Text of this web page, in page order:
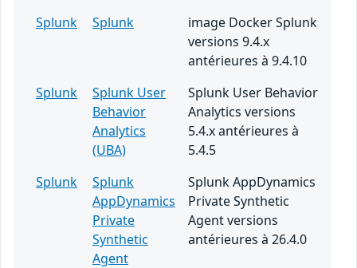
Splunk
Splunk
image Docker Splunk
versions 9.4.x
antérieures à 9.4.10
Splunk
Splunk User
Behavior
Analytics
(UBA)
Splunk User Behavior
Analytics versions
5.4.x antérieures à
5.4.5
Splunk
Splunk
AppDynamics
Private
Synthetic
Agent
Splunk AppDynamics
Private Synthetic
Agent versions
antérieures à 26.4.0